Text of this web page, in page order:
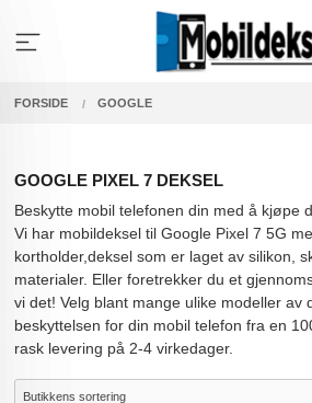
innholdet
FORSIDE GOOGLE
GOOGLE PIXEL 7 DEKSEL
Beskytte mobil telefonen din med å kjøpe
Vi har mobildeksel til Google Pixel 7 5G
kortholder,deksel som er laget av silikon,
materialer. Eller foretrekker du et
vi det! Velg blant mange ulike modeller av
beskyttelsen for din mobil telefon fra en
rask levering på 2-4 virkedager.